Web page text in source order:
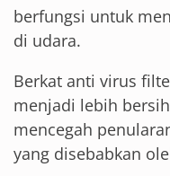
berfungsi untuk
di udara.
Berkat anti virus
menjadi lebih
mencegah
yang disebabkan